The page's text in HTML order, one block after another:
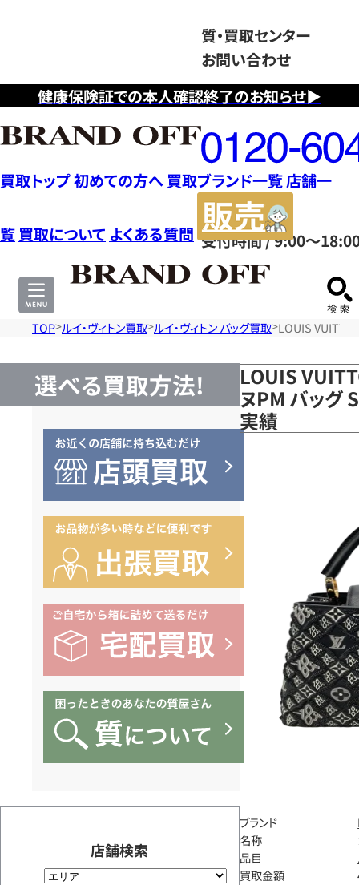
健康保険証での本人確認終了のお知らせ▶
質・買取センター
お問い合わせ
フ
リ
ー
ダ
イ
ヤ
ル
0120604117
受付時間 / 9:00～
買取トップ初めての方へ 買取ブランド一覧店舗一
覧 買取について よくある質問
サ
TOP ルイ・ヴィトン買取 ルイ・ヴィトン バッグ買取 LOUIS
選べる買取方法!
店舗検索
LOUIS
ヌPM バッグ
実績
ブランド
名称
品目
買取金額